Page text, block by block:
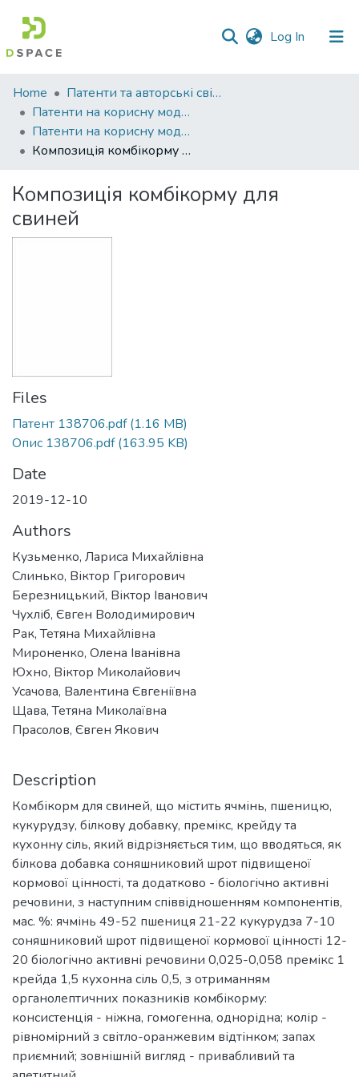
Log In (current)
Communities
&
Collections
All of DSpace
Statistics
Home
Патенти та авторські свідоцтва
Патенти на корисну модель
Патенти на корисну модель_2019
Композиція комбікорму для свиней
Композиція комбікорму для
свиней
Files
Патент 138706.pdf(1.16 MB)
Опис 138706.pdf(163.95 KB)
Date
2019-12-10
Authors
Кузьменко, Лариса Михайлівна
Слинько, Віктор Григорович
Березницький, Віктор Іванович
Чухліб, Євген Володимирович
Рак, Тетяна Михайлівна
Мироненко, Олена Іванівна
Юхно, Віктор Миколайович
Усачова, Валентина Євгеніївна
Щава, Тетяна Миколаївна
Прасолов, Євген Якович
Description
Комбікорм для свиней, що містить ячмінь, пшеницю,
кукурудзу, білкову добавку, премікс, крейду та
кухонну сіль, який відрізняється тим, що вводяться, як
білкова добавка соняшниковий шрот підвищеної
кормової цінності, та додатково - біологічно активні
речовини, з наступним співвідношенням компонентів,
мас. %: ячмінь 49-52 пшениця 21-22 кукурудза 7-10
соняшниковий шрот підвищеної кормової цінності 12-
20 біологічно активні речовини 0,025-0,058 премікс 1
крейда 1,5 кухонна сіль 0,5, з отриманням
органолептичних показників комбікорму:
консистенція - ніжна, гомогенна, однорідна; колір -
рівномірний з світло-оранжевим відтінком; запах
приємний; зовнішній вигляд - привабливий та